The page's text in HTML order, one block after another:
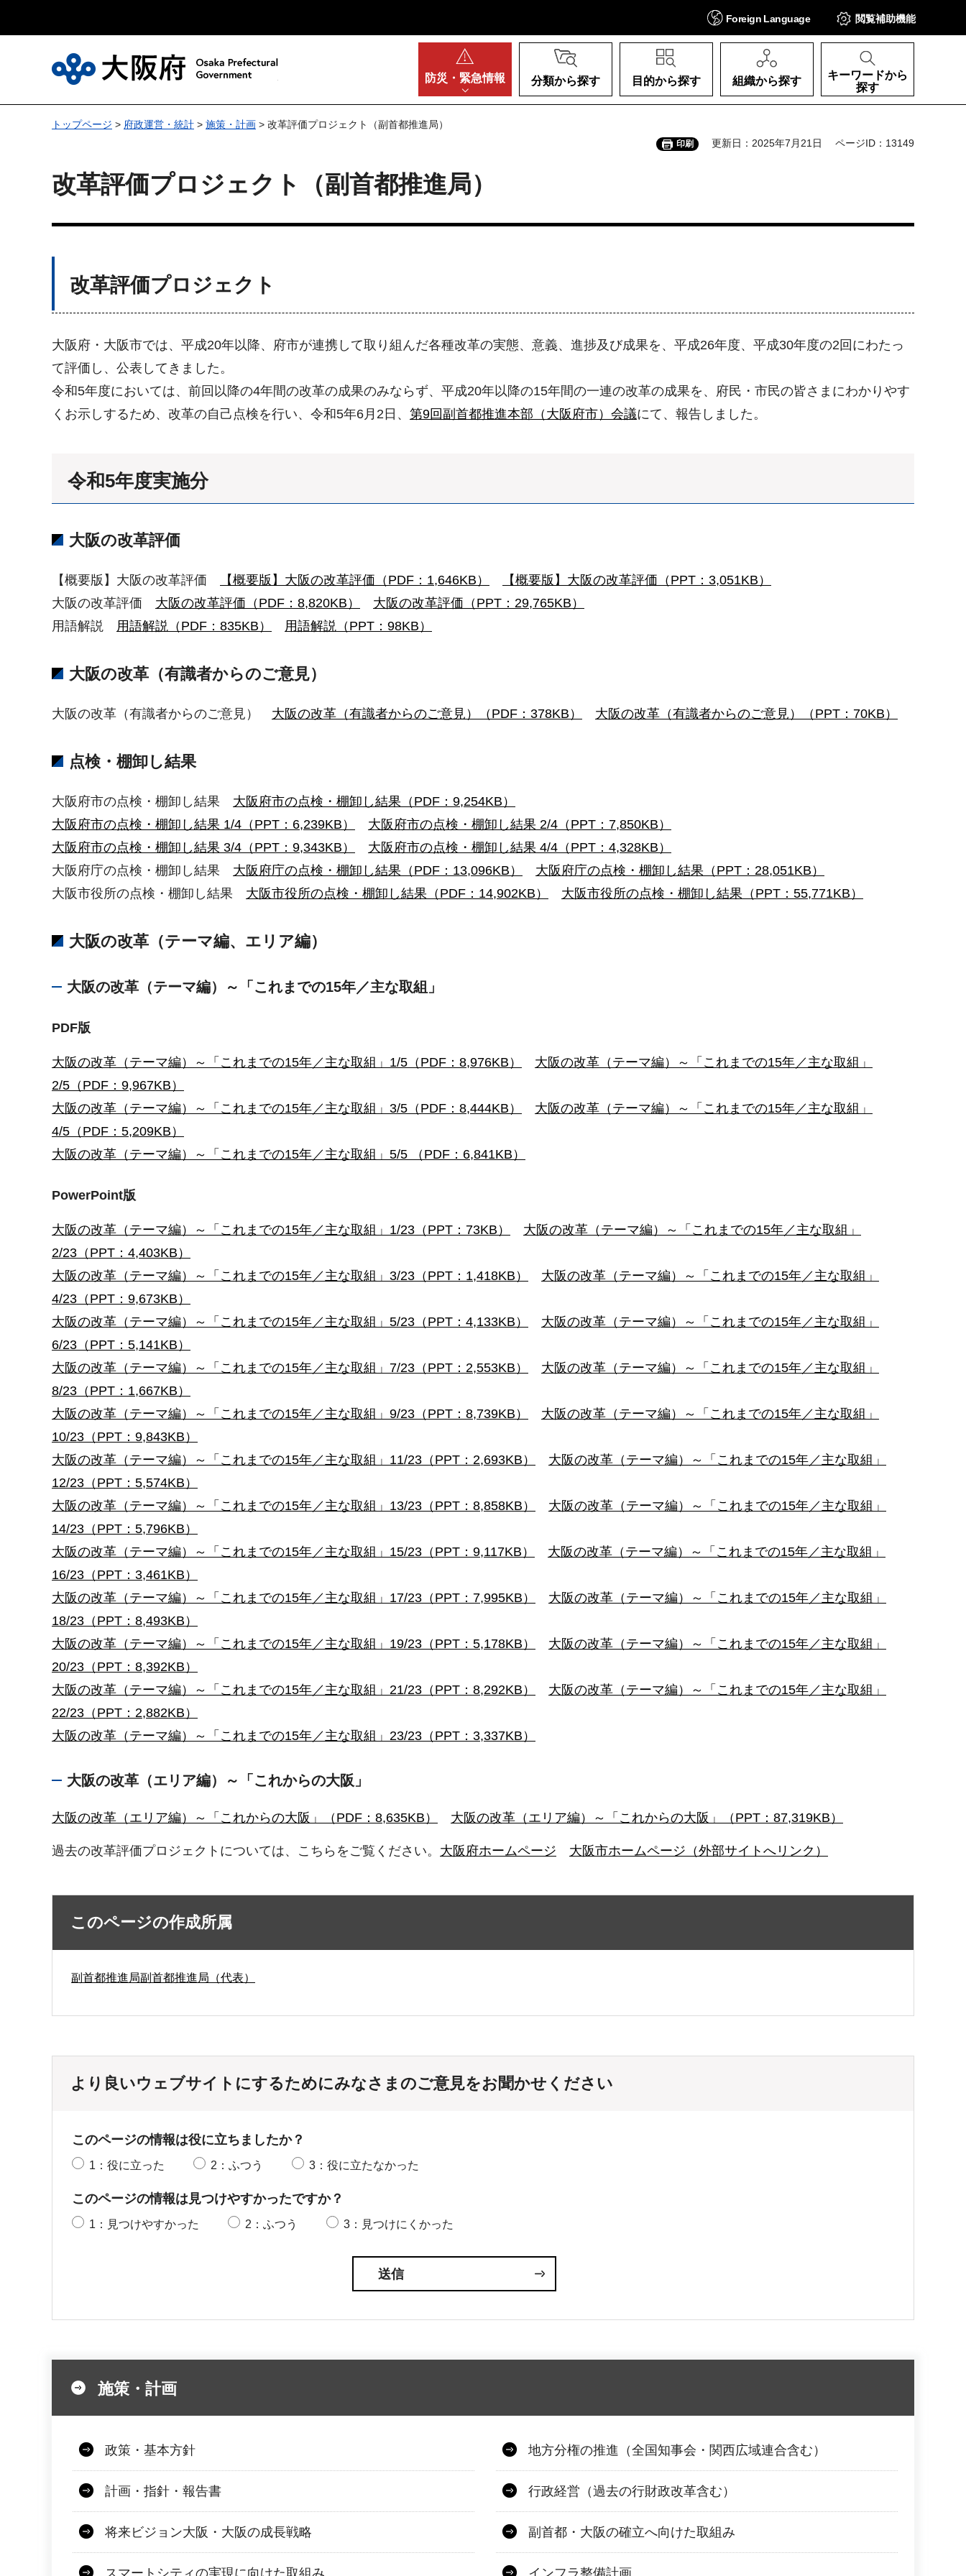
Foreign Language 閲覧補助機能
防災・ 緊急情報 分類から探す 目的から探す 組織から探す
キーワードから
探す
トップページ > 府政運営・統計 > 施策・計画 > 改革評価プロジェクト（副首都推進局）
印刷 更新日：2025年7月21日 ページID：13149
改革評価プロジェクト（副首都推進局）
改革評価プロジェクト
大阪府・大阪市では、平成20年以降、府市が連携して取り組んだ各種改革の実態、意義、進捗及び成果を、平成26年度、平成30年度の2回にわたっ
て評価し、公表してきました。
令和5年度においては、前回以降の4年間の改革の成果のみならず、平成20年以降の15年間の一連の改革の成果を、府民・市民の皆さまにわかりやす
くお示しするため、改革の自己点検を行い、令和5年6月2日、 第9回副首都推進本部（大阪府市）会議にて、報告しました。
令和5年度実施分
大阪の改革評価
【概要版】大阪の改革評価 【概要版】大阪の改革評価（PDF：1,646KB）
【概要版】大阪の改革評価（PPT：3,051KB）
大阪の改革評価 大阪の改革評価（PDF：8,820KB）
大阪の改革評価（PPT：29,765KB）
用語解説 用語解説（PDF：835KB） 用語解説（PPT：98KB）
大阪の改革（有識者からのご意見）
大阪の改革（有識者からのご意見） 大阪の改革（有識者からのご意見）（PDF：378KB） 大阪の改革（有識者からのご意見）（PPT：70KB）
点検・棚卸し結果
大阪府市の点検・棚卸し結果 大阪府市の点検・棚卸し結果（PDF：9,254KB）
大阪府市の点検・棚卸し結果 1/4（PPT：6,239KB）
大阪府市の点検・棚卸し結果 2/4（PPT：7,850KB）
大阪府市の点検・棚卸し結果 3/4（PPT：9,343KB）
大阪府市の点検・棚卸し結果 4/4（PPT：4,328KB）
大阪府庁の点検・棚卸し結果 大阪府庁の点検・棚卸し結果（PDF：13,096KB）
大阪府庁の点検・棚卸し結果（PPT：28,051KB）
大阪市役所の点検・棚卸し結果 大阪市役所の点検・棚卸し結果（PDF：14,902KB） 大阪市役所の点検・棚卸し結果（PPT：55,771KB）
大阪の改革（テーマ編、エリア編）
大阪の改革（テーマ編）～「これまでの15年／主な取組」
PDF版
大阪の改革（テーマ編）～「これまでの15年／主な取組」1/5（PDF：8,976KB）
大阪の改革（テーマ編）～「これまでの15年／主な取組」
2/5（PDF：9,967KB）
大阪の改革（テーマ編）～「これまでの15年／主な取組」3/5（PDF：8,444KB）
大阪の改革（テーマ編）～「これまでの15年／主な取組」
4/5（PDF：5,209KB）
大阪の改革（テーマ編）～「これまでの15年／主な取組」5/5 （PDF：6,841KB）
PowerPoint版
大阪の改革（テーマ編）～「これまでの15年／主な取組」1/23（PPT：73KB）
大阪の改革（テーマ編）～「これまでの15年／主な取組」
2/23（PPT：4,403KB）
大阪の改革（テーマ編）～「これまでの15年／主な取組」3/23（PPT：1,418KB）
大阪の改革（テーマ編）～「これまでの15年／主な取組」
4/23（PPT：9,673KB）
大阪の改革（テーマ編）～「これまでの15年／主な取組」5/23（PPT：4,133KB）
大阪の改革（テーマ編）～「これまでの15年／主な取組」
6/23（PPT：5,141KB）
大阪の改革（テーマ編）～「これまでの15年／主な取組」7/23（PPT：2,553KB）
大阪の改革（テーマ編）～「これまでの15年／主な取組」
8/23（PPT：1,667KB）
大阪の改革（テーマ編）～「これまでの15年／主な取組」9/23（PPT：8,739KB）
大阪の改革（テーマ編）～「これまでの15年／主な取組」
10/23（PPT：9,843KB）
大阪の改革（テーマ編）～「これまでの15年／主な取組」11/23（PPT：2,693KB）
大阪の改革（テーマ編）～「これまでの15年／主な取組」
12/23（PPT：5,574KB）
大阪の改革（テーマ編）～「これまでの15年／主な取組」13/23（PPT：8,858KB）
大阪の改革（テーマ編）～「これまでの15年／主な取組」
14/23（PPT：5,796KB）
大阪の改革（テーマ編）～「これまでの15年／主な取組」15/23（PPT：9,117KB）
大阪の改革（テーマ編）～「これまでの15年／主な取組」
16/23（PPT：3,461KB）
大阪の改革（テーマ編）～「これまでの15年／主な取組」17/23（PPT：7,995KB）
大阪の改革（テーマ編）～「これまでの15年／主な取組」
18/23（PPT：8,493KB）
大阪の改革（テーマ編）～「これまでの15年／主な取組」19/23（PPT：5,178KB）
大阪の改革（テーマ編）～「これまでの15年／主な取組」
20/23（PPT：8,392KB）
大阪の改革（テーマ編）～「これまでの15年／主な取組」21/23（PPT：8,292KB）
大阪の改革（テーマ編）～「これまでの15年／主な取組」
22/23（PPT：2,882KB）
大阪の改革（テーマ編）～「これまでの15年／主な取組」23/23（PPT：3,337KB）
大阪の改革（エリア編）～「これからの大阪」
大阪の改革（エリア編）～「これからの大阪」（PDF：8,635KB） 大阪の改革（エリア編）～「これからの大阪」（PPT：87,319KB）
過去の改革評価プロジェクトについては、こちらをご覧ください。 大阪府ホームページ 大阪市ホームページ（外部サイトへリンク）
このページの作成所属
副首都推進局副首都推進局（代表）
より良いウェブサイトにするためにみなさまのご意見をお聞かせください
このページの情報は役に立ちましたか？
1：役に立った 2：ふつう 3：役に立たなかった
このページの情報は見つけやすかったですか？
1：見つけやすかった 2：ふつう 3：見つけにくかった
施策・計画
政策・基本方針 地方分権の推進（全国知事会・関西広域連合含む）
計画・指針・報告書 行政経営（過去の行財政改革含む）
将来ビジョン大阪・大阪の成長戦略 副首都・大阪の確立へ向けた取組み
スマートシティの実現に向けた取組み インフラ整備計画